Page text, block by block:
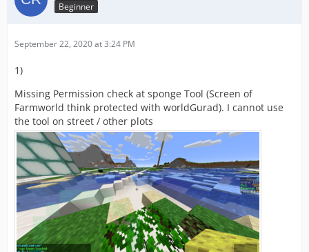
Beginner
September 22, 2020 at 3:24 PM
1)
Missing Permission check at sponge Tool (Screen of
Farmworld think protected with worldGurad). I cannot use
the tool on street / other plots